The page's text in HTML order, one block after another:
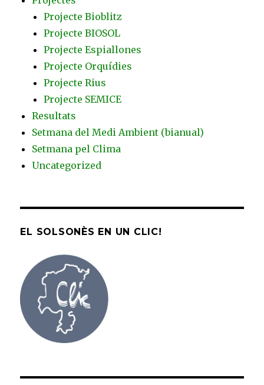
Projecte Bioblitz
Projecte BIOSOL
Projecte Espiallones
Projecte Orquídies
Projecte Rius
Projecte SEMICE
Resultats
Setmana del Medi Ambient (bianual)
Setmana pel Clima
Uncategorized
EL SOLSONÈS EN UN CLIC!